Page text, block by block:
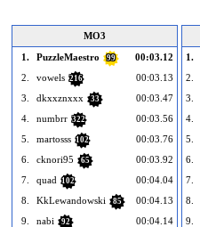
MO3
1.
PuzzleMaestro 99
00:03.12
2.
vowels 216
00:03.13
3.
dkxxznxxx 33
00:03.47
4.
numbrr 322
00:03.56
5.
martosss 102
00:03.76
6.
cknori95 65
00:03.92
7.
quad 102
00:04.04
8.
KkLewandowski 85
00:04.13
9.
nabi 92
00:04.14
1.
2.
3.
4.
5.
6.
7.
8.
9.